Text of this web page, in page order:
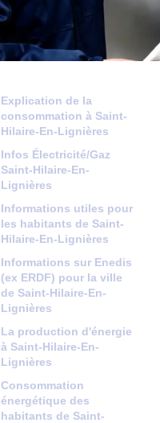
Explication de la
consommation à Saint-
Hilaire-En-Lignières
Infos Électricité/Gaz
Saint-Hilaire-En-
Lignières
Informations utiles pour
les habitants de Saint-
Hilaire-En-Lignières
Informations sur Enedis
(ex ERDF) pour la ville
de Saint-Hilaire-En-
Lignières
La production d'énergie
à Saint-Hilaire-En-
Lignières
Consommation
énergétique des
habitants de Saint-